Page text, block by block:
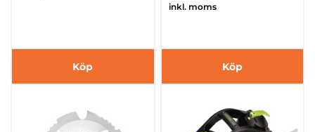
Köp
inkl. moms
Köp